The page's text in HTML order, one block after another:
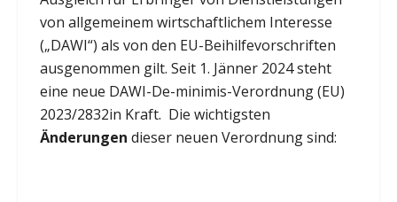
von allgemeinem wirtschaftlichem Interesse
(„DAWI“) als von den EU-Beihilfevorschriften
ausgenommen gilt. Seit 1. Jänner 2024 steht
eine neue DAWI-De-minimis-Verordnung (EU)
2023/2832in Kraft. Die wichtigsten
Änderungen dieser neuen Verordnung sind: